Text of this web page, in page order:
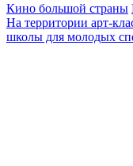
Кино большой страны
На территории арт-
школы для молодых